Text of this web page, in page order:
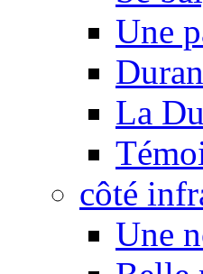
Une
La
côté
Une